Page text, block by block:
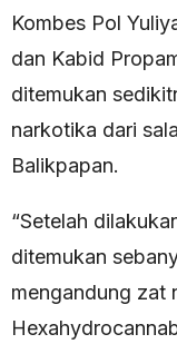
Kombes Pol
dan Kabid
ditemukan
narkotika dari
Balikpapan.
“Setelah
ditemukan
mengandung zat